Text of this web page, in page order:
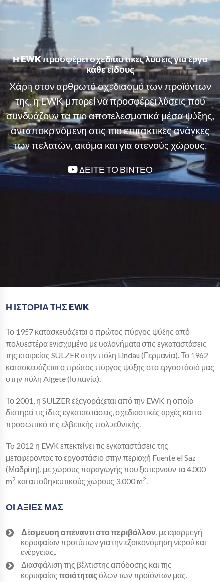
Η EWK προσφέρει σχεδιαστικές λύσεις για έργα
κάθε είδους
Χάρη στον αρθρωτό σχεδιασμό των προϊόντων
της, η EWK μπορεί να προσφέρει λύσεις που
συνδυάζουν τα πιο αποτελεσματικά μέσα ψύξης,
ανταποκρινόμενη στις πιο επιτακτικές ανάγκες
των πελατών, ακόμα και για στενούς χώρους.
ΔΕΙΤΕ ΤΟ ΒΙΝΤΕΟ
Η ΙΣΤΟΡΙΑ ΤΗΣ EWK
Το 1957 κατασκευάζεται ο πρώτος πύργος ψύξης από
πολυεστέρα ενισχυμένο με υαλονήματα στις εγκαταστάσεις
της εταιρείας SULZER στην πόλη Lindau (Γερμανία). Το 1962
κατασκευάζεται ο πρώτος πύργος ψύξης στο εργοστάσιό μας
στην πόλη Algete (Ισπανία).
Το 2001, η SULZER εξαγοράζεται από την EWK, η οποία
διατηρεί τις ίδιες εγκαταστάσεις, σχεδιαστικές αρχές και το
προσωπικό της ελβετικής πολυεθνικής.
To 2012 η EWK επεκτείνει τις εγκαταστάσεις της
μεταφέροντας το εργοστάσιο στην περιοχή Fuente el Saz
(Μαδρίτη), με χώρους παραγωγής που ξεπερνούν τα 4.000
m2 και αποθηκευτικούς χώρους 3.000 m2.
ΟΙ ΑΞΙΕΣ ΜΑΣ
Δέσμευση απέναντι στο περιβάλλον, με εφαρμογή
κορυφαίων προτύπων για την εξοικονόμηση νερού και
ενέργειας..
Διασφάλιση της βέλτιστης απόδοσης και της
κορυφαίας ποιότητας όλων των προϊόντων μας.